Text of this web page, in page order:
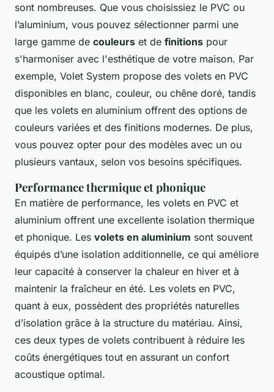
sont nombreuses. Que vous choisissiez le PVC ou
l’aluminium, vous pouvez sélectionner parmi une
large gamme de couleurs et de finitions pour
s'harmoniser avec l'esthétique de votre maison. Par
exemple, Volet System propose des volets en PVC
disponibles en blanc, couleur, ou chêne doré, tandis
que les volets en aluminium offrent des options de
couleurs variées et des finitions modernes. De plus,
vous pouvez opter pour des modèles avec un ou
plusieurs vantaux, selon vos besoins spécifiques.
Performance thermique et phonique
En matière de performance, les volets en PVC et
aluminium offrent une excellente isolation thermique
et phonique. Les volets en aluminium sont souvent
équipés d’une isolation additionnelle, ce qui améliore
leur capacité à conserver la chaleur en hiver et à
maintenir la fraîcheur en été. Les volets en PVC,
quant à eux, possèdent des propriétés naturelles
d’isolation grâce à la structure du matériau. Ainsi,
ces deux types de volets contribuent à réduire les
coûts énergétiques tout en assurant un confort
acoustique optimal.